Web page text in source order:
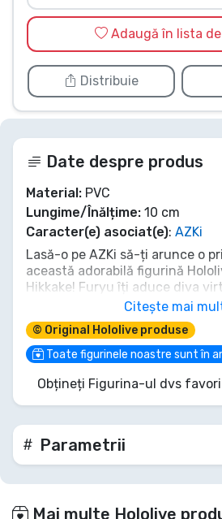
Adaugă în lista
Distribuie
Date despre produs
Material: PVC
Lungime/Înălțime: 10 cm
Caracter(e) asociat(e): AZKi
Lasă-o pe AZKi să-ți arunce o
această adorabilă figurină
Hikkake! Furyu îți aduce diva
jucăuș din difuzorul ei iconic.
din PVC de 10 cm surprinde
spiritul ei gata de cântat. Nu
aduce o bucată din magia
infecțioasă a lui AZKi direct
ți propriul tău companion
Citește mai
© Original Hololive produse
Toate figurinele noastre sunt în
Obțineți Figurina-ul dvs
Parametrii
Mai multe Hololive